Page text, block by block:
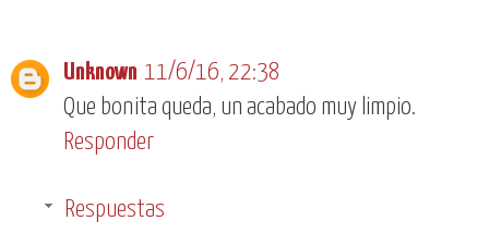
Unknown 11/6/16, 22:38
Que bonita queda, un acabado muy limpio.
Responder
Respuestas